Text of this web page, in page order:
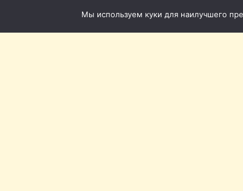
Мы используем куки для наилучшего